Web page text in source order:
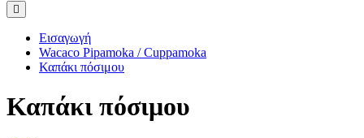
Εισαγωγή
Wacaco Pipamoka / Cuppamoka
Καπάκι πόσιμου
Καπάκι πόσιμου